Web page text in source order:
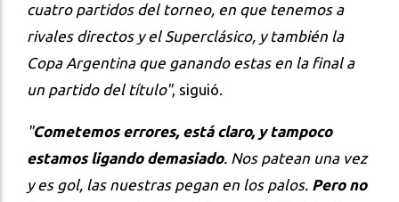
cuatro partidos del torneo, en que tenemos a
rivales directos y el Superclásico, y también la
Copa Argentina que ganando estas en la final a
un partido del título", siguió.
"Cometemos errores, está claro, y tampoco
estamos ligando demasiado. Nos patean una vez
y es gol, las nuestras pegan en los palos. Pero no